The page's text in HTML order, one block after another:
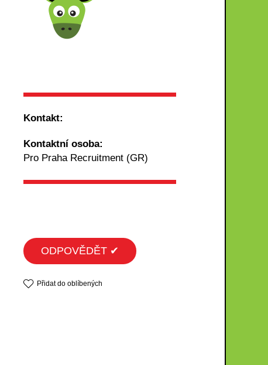
Kontakt:
Kontaktní osoba:
Pro Praha Recruitment (GR)
ODPOVĚDĚT ✔
Přidat do oblíbených